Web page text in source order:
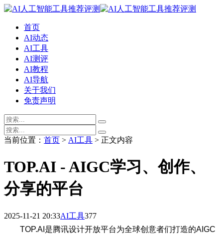
首页
AI动态
AI工具
AI测评
AI教程
AI导航
关于我们
免责声明
当前位置： 首页 > AI工具 > 正文内容
TOP.AI - AIGC学习、创作、
分享的平台
2025-11-21 20:33AI工具377
TOP.AI是腾讯设计开放平台为全球创意者们打造的AIGC